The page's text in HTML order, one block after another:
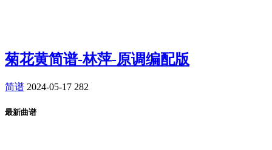
菊花黄简谱-林萍-原调编配版
简谱 2024-05-17 282
最新曲谱